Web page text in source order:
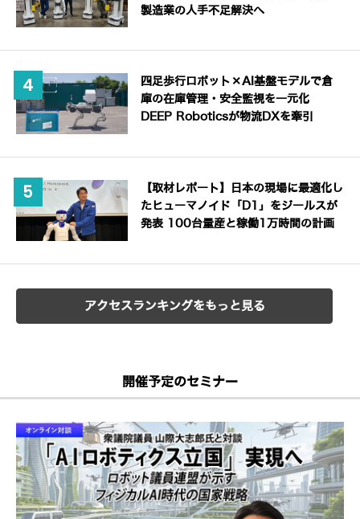
製造業の人手不足解決へ
四足歩行ロボット×AI基盤モデルで倉
庫の在庫管理・安全監視を一元化
DEEP Roboticsが物流DXを牽引
【取材レポート】日本の現場に最適化し
たヒューマノイド「D1」をジールスが
発表 100台量産と稼働1万時間の計画
アクセスランキングをもっと見る
開催予定のセミナー